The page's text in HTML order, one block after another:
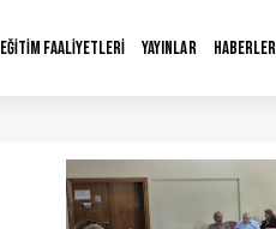
EĞİTİM FAALİYETLERİ YAYINLAR HABERLER